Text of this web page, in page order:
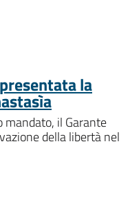
la
mandato, il Garante
della libertà nel